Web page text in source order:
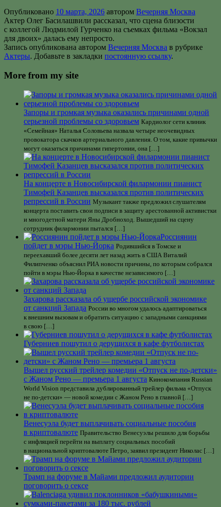
Опубликовано 10 марта, 2026 автором Вечерняя Москва
Актер Олег Басилашвили рассказал, что сцена близости
с коллегой Людмилой Гурченко на съемках фильма «Вокзал
для двоих» далась ему непросто.
Запись опубликована автором Вечерняя Москва в рубрике
Актеры. Добавьте в закладки постоянную ссылку.
More from my site
Запоры и громкая музыка оказались причинами одной
серьезной проблемы со здоровьем Кардиолог сети клиник
«Семейная» Наталья Соловьева назвала четыре неочевидных
провокатора скачков артериального давления. О том, какие привычки
могут оказаться причинами гипертонии, она […]
На концерте в Новосибирской филармонии пианист
Тимофей Казанцев высказался против политических
репрессий в России Музыкант также предложил слушателям
концерта поставить свои подписи в защиту арестованной активистки
и многодетной матери Яны Дробноход. Вышедший на сцену
сотрудник филармонии пытался […]
Россиянин
пойдет в мэры Нью-Йорка Родившийся в Томске и
переехавший более десяти лет назад жить в США Виталий
Филипченко объяснил РИА новости причины, по которым собрался
пойти в мэры Нью-Йорка в качестве независимого […]
Захарова рассказала об ущербе российской экономике
от санкций Запада России во многом удалось адаптироваться
к внешним вызовам и обратить ситуацию с западными санкциями
в свою […]
Губерниев пошутил о дерущихся в кафе футболистах
Вышел русский трейлер комедии «Отпуск не по-детски»
с Жаном Рено — премьера 1 августа Кинокомпания Russian
World Vision представила дублированный трейлер фильма «Отпуск
не по-детски» — новой комедии с Жаном Рено в главной […]
Венесуэла будет выплачивать социальные пособия
в криптовалюте Правительство Венесуэлы решило для борьбы
с инфляцией перейти на выплату социальных пособий
в национальной криптовалюте Петро, заявил президент Николас […]
Трамп на форуме в Майами предложил аудитории
поговорить о сексе